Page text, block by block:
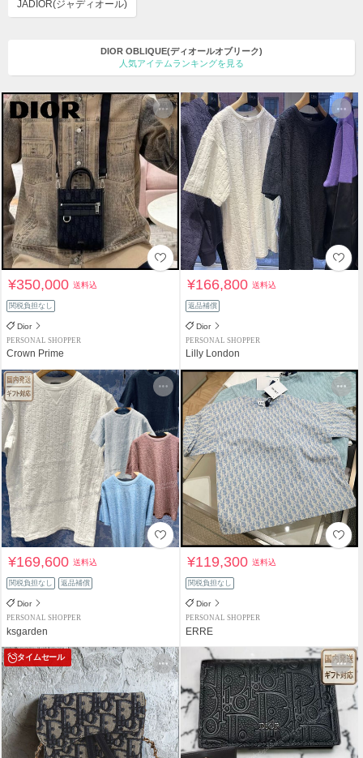
JADIOR(ジャディオール)
DIOR OBLIQUE(ディオールオブリーク)
人気アイテムランキングを見る
¥350,000送料込
関税負担なし
Dior
PERSONAL SHOPPER
Crown Prime
¥166,800送料込
返品補償
Dior
PERSONAL SHOPPER
Lilly London
¥169,600送料込
関税負担なし 返品補償
Dior
PERSONAL SHOPPER
ksgarden
¥119,300送料込
関税負担なし
Dior
PERSONAL SHOPPER
ERRE
タイムセール